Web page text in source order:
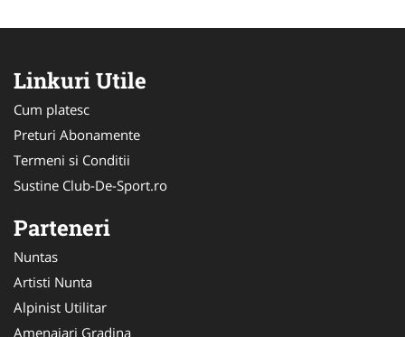
Linkuri Utile
Cum platesc
Preturi Abonamente
Termeni si Conditii
Sustine Club-De-Sport.ro
Parteneri
Nuntas
Artisti Nunta
Alpinist Utilitar
Amenajari Gradina